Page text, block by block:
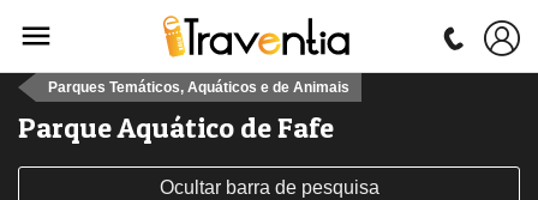
Parques Temáticos, Aquáticos e de Animais
Parque Aquático de Fafe
Ocultar barra de pesquisa